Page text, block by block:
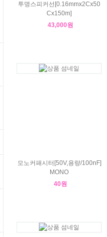
투명스피커선[0.16mmx2Cx50
Cx150m]
43,000원
모노커패시터[50V,용량/100nF]
MONO
40원